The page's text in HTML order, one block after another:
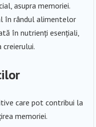
asupra memoriei.
în rândul alimentelor
în nutrienți esențiali,
care pot contribui la
memoriei.